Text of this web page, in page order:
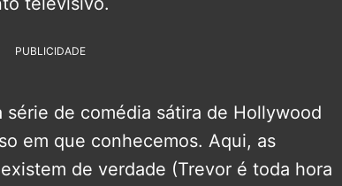
PUBLICIDADE
série de comédia sátira de Hollywood
em que conhecemos. Aqui, as
de verdade (Trevor é toda hora